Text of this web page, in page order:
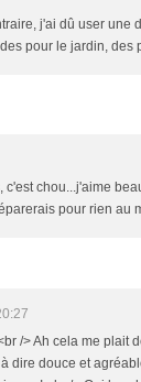
j'ai dû user une
pour le jardin,
chou...j'aime
pour rien au
/> Ah cela me plait
dire douce et